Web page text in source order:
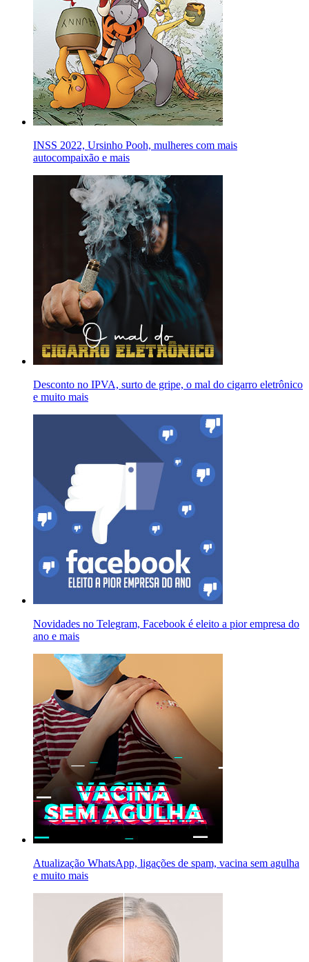
INSS 2022, Ursinho Pooh, mulheres com mais
autocompaixão e mais
Desconto no IPVA, surto de gripe, o mal do cigarro eletrônico
e muito mais
Novidades no Telegram, Facebook é eleito a pior empresa do
ano e mais
Atualização WhatsApp, ligações de spam, vacina sem agulha
e muito mais